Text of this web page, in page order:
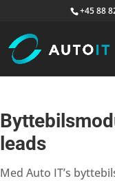
+45 88
leads
Med Auto IT’s